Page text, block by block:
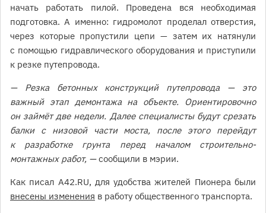
начать работать пилой. Проведена вся необходимая
подготовка. А именно: гидромолот проделал отверстия,
через которые пропустили цепи — затем их натянули
с помощью гидравлического оборудования и приступили
к резке путепровода.
— Резка бетонных конструкций путепровода — это
важный этап демонтажа на объекте. Ориентировочно
он займёт две недели. Далее специалисты будут срезать
балки с низовой части моста, после этого перейдут
к разработке грунта перед началом строительно-
монтажных работ, —сообщили в мэрии.
Как писал A42.RU, для удобства жителей Пионера были
внесены изменения в работу общественного транспорта.